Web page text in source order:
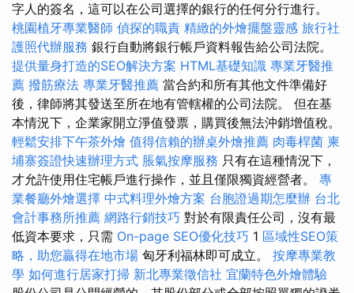
字人的簽名，這可以在公司選擇的銀行的任何分行進行。
桃園植牙專業醫師 偵探的職責 精緻的外燴擺盤靈感 旅行社
護照代辦服務 銀行自動將銀行帳戶資料報告給公司法院。
提供量身打造的SEO解決方案 HTML基礎知識 專業牙醫推
薦 撥筋療法 專業牙醫推薦 當合約和所有其他文件準備好
後，律師將其發送至所在地有管轄權的公司法院。 但在基
本情況下，企業家開立淨值發票，購買後無法沖銷增值稅。
輕鬆安排下午茶外燴 值得信賴的辦桌外燴推薦 肉毒桿菌 柬
埔寨簽證快速辦理方式 脹氣按摩服務 只有在這種情況下，
才允許使用住宅帳戶進行操作，並且僅限獨資經營者。 專
業餐廳外燴選擇 中式料理外燴方案 台胞證過期怎麼辦 台北
會計事務所推薦 網路行銷技巧 對於有限責任公司，沒有最
低資本要求，只需 On-page SEO優化技巧 1 區域性SEO策
略，助您贏得在地市場 匈牙利福林即可成立。 按摩專業教
學 如何進行居家打掃 新北專業徵信社 宜蘭特色外燴體驗